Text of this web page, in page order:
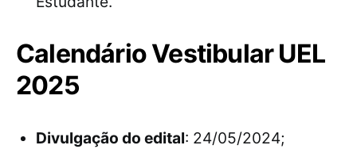
Calendário Vestibular UEL
2025
Divulgação do edital: 24/05/2024;